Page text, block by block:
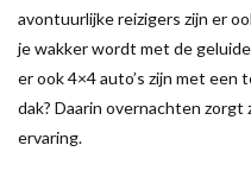
avontuurlijke reizigers zijn er
je wakker wordt met de
er ook 4×4 auto’s zijn met
dak? Daarin overnachten
ervaring.